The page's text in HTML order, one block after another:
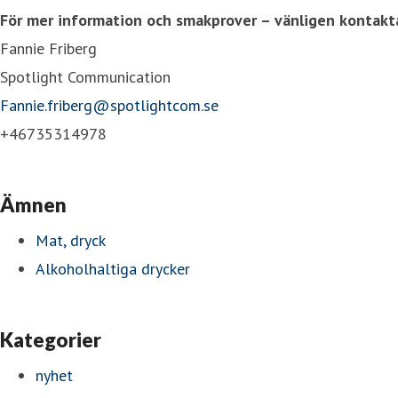
För mer information och smakprover – vänligen
Fannie Friberg
Spotlight Communication
Fannie.friberg@spotlightcom.se
+46735314978
Ämnen
Mat, dryck
Alkoholhaltiga drycker
Kategorier
nyhet